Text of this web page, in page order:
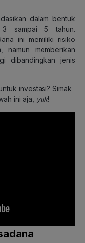
dalam bentuk
3 sampai 5 tahun.
ini memiliki risiko
namun memberikan
dibandingkan jenis
investasi? Simak
ini aja,
yuk!